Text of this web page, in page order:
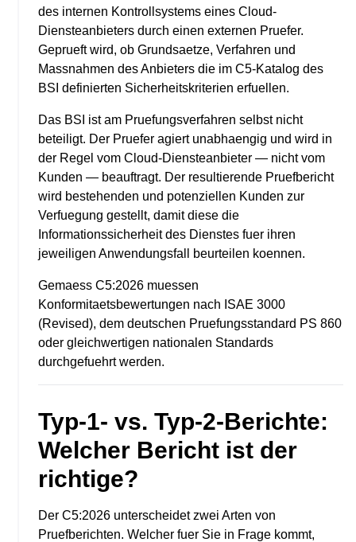
des internen Kontrollsystems eines Cloud-
Diensteanbieters durch einen externen Pruefer.
Geprueft wird, ob Grundsaetze, Verfahren und
Massnahmen des Anbieters die im C5-Katalog des
BSI definierten Sicherheitskriterien erfuellen.
Das BSI ist am Pruefungsverfahren selbst nicht
beteiligt. Der Pruefer agiert unabhaengig und wird in
der Regel vom Cloud-Diensteanbieter — nicht vom
Kunden — beauftragt. Der resultierende Pruefbericht
wird bestehenden und potenziellen Kunden zur
Verfuegung gestellt, damit diese die
Informationssicherheit des Dienstes fuer ihren
jeweiligen Anwendungsfall beurteilen koennen.
Gemaess C5:2026 muessen
Konformitaetsbewertungen nach ISAE 3000
(Revised), dem deutschen Pruefungsstandard PS 860
oder gleichwertigen nationalen Standards
durchgefuehrt werden.
Typ-1- vs. Typ-2-Berichte:
Welcher Bericht ist der
richtige?
Der C5:2026 unterscheidet zwei Arten von
Pruefberichten. Welcher fuer Sie in Frage kommt,